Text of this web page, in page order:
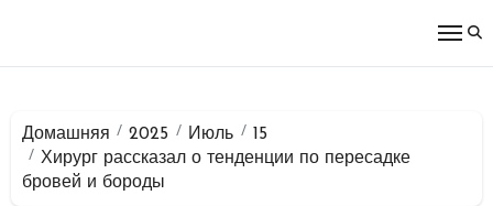
Домашняя 2025 Июль
15
Хирург рассказал о тенденции по пересадке
бровей и бороды